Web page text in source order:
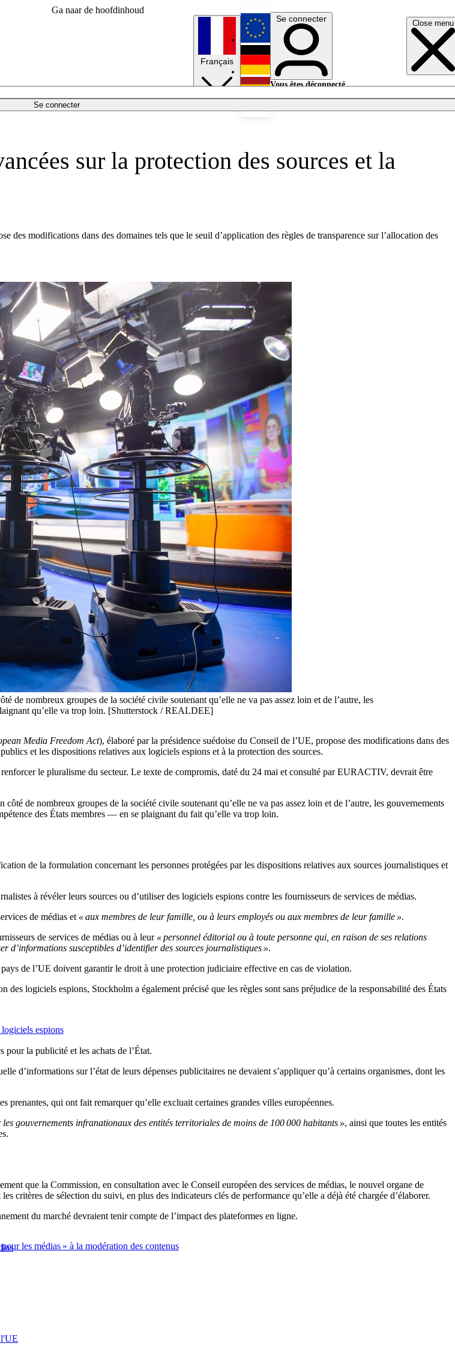
Ga naar de hoofdinhoud
Close menu
Se connecter
Français
English
Deutsch
Se connecter
Vous êtes déconnecté.
sur la protection des sources et la
modifications dans des domaines tels que le seuil d’application des règles de transparence sur l’allocation des
de nombreux groupes de la société civile soutenant qu’elle ne va pas assez loin et de l’autre, les
qu’elle va trop loin. [Shutterstock / REALDEE]
Media Freedom Act), élaboré par la présidence suédoise du Conseil de l’UE, propose des modifications dans des
et les dispositions relatives aux logiciels espions et à la protection des sources.
le pluralisme du secteur. Le texte de compromis, daté du 24 mai et consulté par EURACTIV, devrait être
de nombreux groupes de la société civile soutenant qu’elle ne va pas assez loin et de l’autre, les gouvernements
des États membres — en se plaignant du fait qu’elle va trop loin.
de la formulation concernant les personnes protégées par les dispositions relatives aux sources journalistiques et
à révéler leurs sources ou d’utiliser des logiciels espions contre les fournisseurs de services de médias.
de médias et « aux membres de leur famille, ou à leurs employés ou aux membres de leur famille ».
de services de médias ou à leur « personnel éditorial ou à toute personne qui, en raison de ses relations
d’informations susceptibles d’identifier des sources journalistiques ».
de l’UE doivent garantir le droit à une protection judiciaire effective en cas de violation.
logiciels espions, Stockholm a également précisé que les règles sont sans préjudice de la responsabilité des États
espions
la publicité et les achats de l’État.
d’informations sur l’état de leurs dépenses publicitaires ne devaient s’appliquer qu’à certains organismes, dont les
qui ont fait remarquer qu’elle excluait certaines grandes villes européennes.
les gouvernements infranationaux des entités territoriales de moins de 100 000 habitants », ainsi que toutes les entités
que la Commission, en consultation avec le Conseil européen des services de médias, le nouvel organe de
critères de sélection du suivi, en plus des indicateurs clés de performance qu’elle a déjà été chargée d’élaborer.
du marché devraient tenir compte de l’impact des plateformes en ligne.
les médias » à la modération des contenus
l'UE